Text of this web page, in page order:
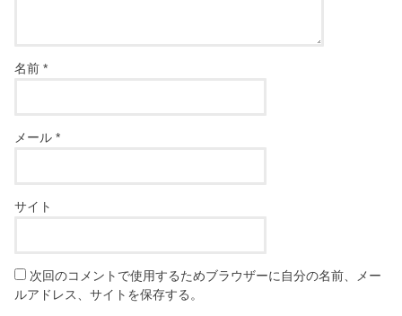
名前*
メール*
サイト
次回のコメントで使用するためブラウザーに自分の名前、メー
ルアドレス、サイトを保存する。